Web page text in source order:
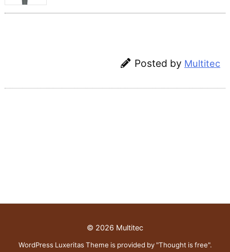
Posted by Multitec
© 2026 Multitec
WordPress Luxeritas Theme is provided by "Thought is free".